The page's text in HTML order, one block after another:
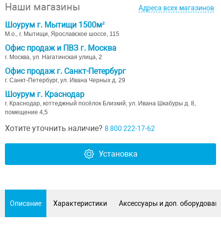
Наши магазины Адреса всех магазинов
Шоурум г. Мытищи 1500м²
М.о., г. Мытищи, Ярославское шоссе, 115
Офис продаж и ПВЗ г. Москва
г. Москва, ул. Нагатинская улица, 2
Офис продаж г. Санкт-Петербург
г. Санкт-Петербург, ул. Ивана Черных д. 29
Шоурум г. Краснодар
г. Краснодар, коттеджный посёлок Близкий, ул. Ивана Шкабуры д. 8,
помещение 4,5
Хотите уточнить наличие? 8 800 222-17-62
Установка
Описание Характеристики Аксессуары и доп.